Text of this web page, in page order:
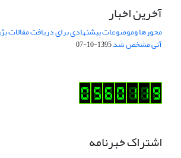
آخرین اخبار
محورها وموضوعات پیشنهادی برای دریافت
آتی مشخص شد1395-10-07
اشتراک خبرنامه